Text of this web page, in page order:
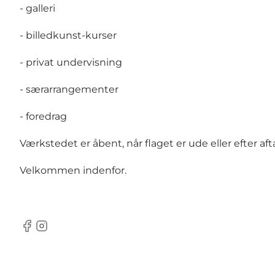
- galleri
- billedkunst-kurser
- privat undervisning
- særarrangementer
- foredrag
Værkstedet er åbent, når flaget er ude eller efter
Velkommen indenfor.
facebook
instagram